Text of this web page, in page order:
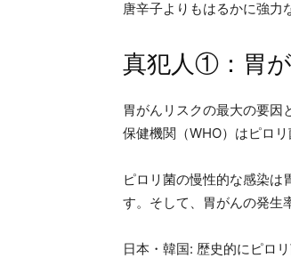
唐辛子よりもはるかに強力
真犯人①：胃が
胃がんリスクの最大の要因
保健機関（WHO）はピロ
ピロリ菌の慢性的な感染は
す。そして、胃がんの発生
日本・韓国: 歴史的にピロ